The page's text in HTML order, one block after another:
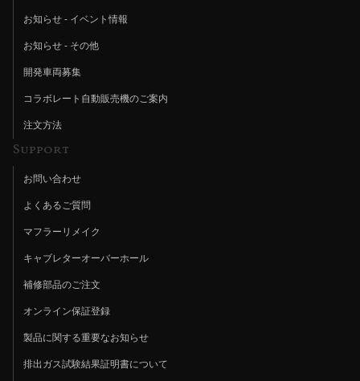
お知らせ - イベント情報
お知らせ - その他
開発車両募集
コラボレート自動販売機のご案内
注文方法
Support
お問い合わせ
よくあるご質問
マフラーリメイク
キャブレターオーバーホール
補修部品のご注文
オンライン保証登録
製品に関する重要なお知らせ
排出ガス試験結果証明書について